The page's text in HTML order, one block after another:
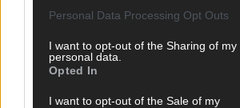
Personal Data Processing Opt Outs
I want to opt-out of the Sharing of my
personal data.
Opted In
I want to opt-out of the Sale of my